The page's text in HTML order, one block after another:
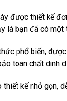
được thiết kế
là bạn đã có
phổ biến,
toàn chất dinh
kế nhỏ gọn,